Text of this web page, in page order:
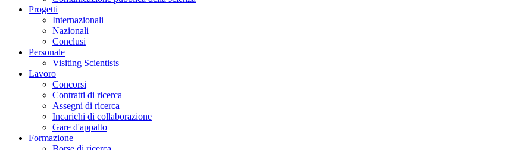
Progetti
Internazionali
Nazionali
Conclusi
Personale
Visiting Scientists
Lavoro
Concorsi
Contratti di ricerca
Assegni di ricerca
Incarichi di collaborazione
Gare d'appalto
Formazione